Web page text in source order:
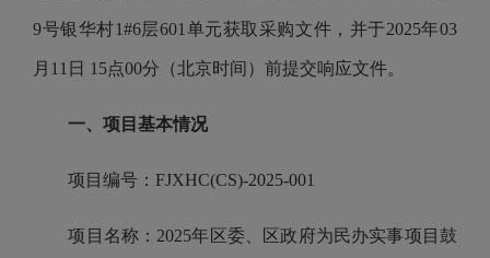
9号银华村1#6层601单元获取采购文件，并于2025年03
月11日 15点00分（北京时间）前提交响应文件。
一、项目基本情况
项目编号：FJXHC(CS)-2025-001
项目名称：2025年区委、区政府为民办实事项目鼓